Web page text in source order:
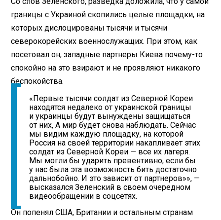
границы с Украиной скопились целые площадки, на
которых дислоцированы тысячи и тысячи
северокорейских военнослужащих. При этом, как
посетовал он, западные партнеры Киева почему-то
спокойно на это взирают и не проявляют никакого
беспокойства.
«Первые тысячи солдат из Северной Кореи
находятся недалеко от украинской границы
и украинцы будут вынуждены защищаться
от них, А мир будет снова наблюдать. Сейчас
мы видим каждую площадку, на которой
Россия на своей территории накапливает этих
солдат из Северной Кореи — все их лагеря.
Мы могли бы ударить превентивно, если бы
у нас была эта возможность бить достаточно
дальнобойно. И это зависит от партнеров»», —
высказался Зеленский в своем очередном
видеообращении в соцсетях.
Он попенял США, Британии и остальным странам